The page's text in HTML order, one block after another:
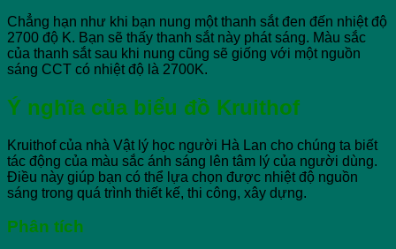
Chẳng hạn như khi bạn nung một thanh sắt đen đến nhiệt độ
2700 độ K. Bạn sẽ thấy thanh sắt này phát sáng. Màu sắc
của thanh sắt sau khi nung cũng sẽ giống với một nguồn
sáng CCT có nhiệt độ là 2700K.
Ý nghĩa của biểu đồ Kruithof
Kruithof của nhà Vật lý học người Hà Lan cho chúng ta biết
tác động của màu sắc ánh sáng lên tâm lý của người dùng.
Điều này giúp bạn có thể lựa chọn được nhiệt độ nguồn
sáng trong quá trình thiết kế, thi công, xây dựng.
Phân tích